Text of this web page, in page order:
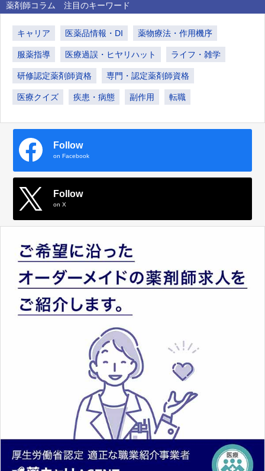
薬剤師コラム 注目のキーワード
キャリア 医薬品情報・DI 薬物療法・作用機序
服薬指導 医療過誤・ヒヤリハット ライフ・雑学
研修認定薬剤師資格 専門・認定薬剤師資格
医療クイズ 疾患・病態 副作用 転職
Follow
on Facebook
Follow
on X